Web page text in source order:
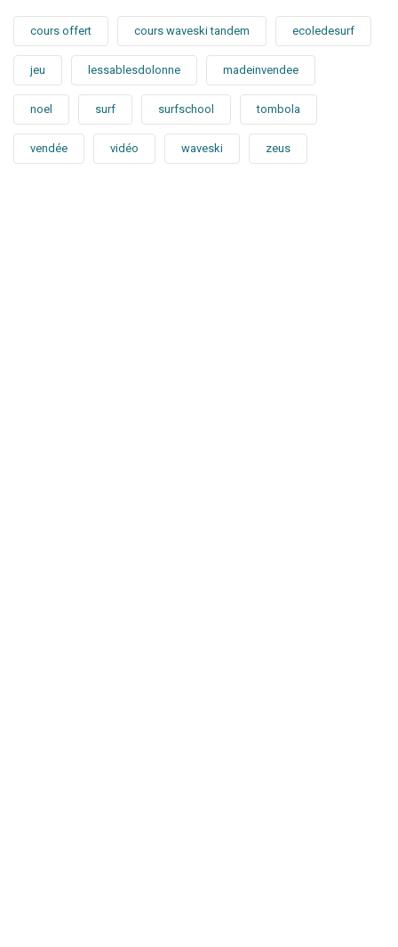
cours offert cours waveski tandem ecoledesurf
jeu lessablesdolonne madeinvendee
noel surf surfschool tombola
vendée vidéo waveski zeus